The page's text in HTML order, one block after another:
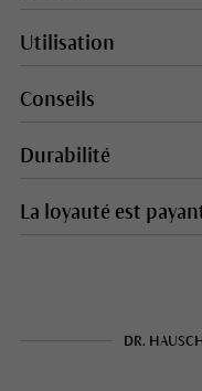
Utilisation
Conseils
Durabilité
La loyauté est
DR.